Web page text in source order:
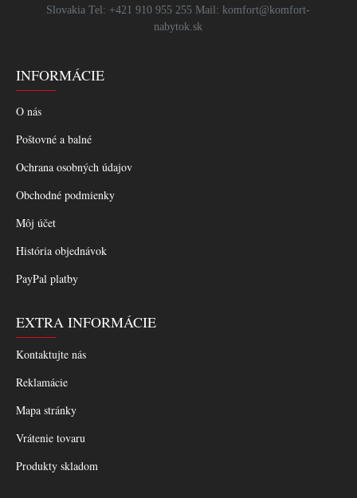
Slovakia Tel: +421 910 955 255 Mail: komfort@komfort-
nabytok.sk
INFORMÁCIE
O nás
Poštovné a balné
Ochrana osobných údajov
Obchodné podmienky
Môj účet
História objednávok
PayPal platby
EXTRA INFORMÁCIE
Kontaktujte nás
Reklamácie
Mapa stránky
Vrátenie tovaru
Produkty skladom